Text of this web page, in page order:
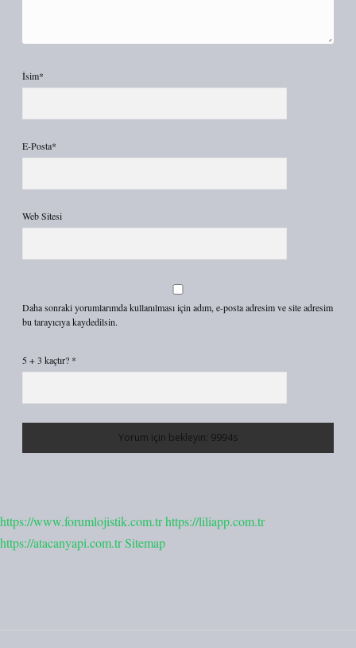
İsim*
E-Posta*
Web Sitesi
Daha sonraki yorumlarımda kullanılması için adım, e-posta adresim ve site adresim
bu tarayıcıya kaydedilsin.
5 + 3 kaçtır? *
https://www.forumlojistik.com.trhttps://liliapp.com.tr
https://atacanyapi.com.trSitemap